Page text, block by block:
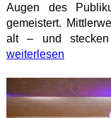
Augen des
gemeistert.
alt – und
weiterlesen